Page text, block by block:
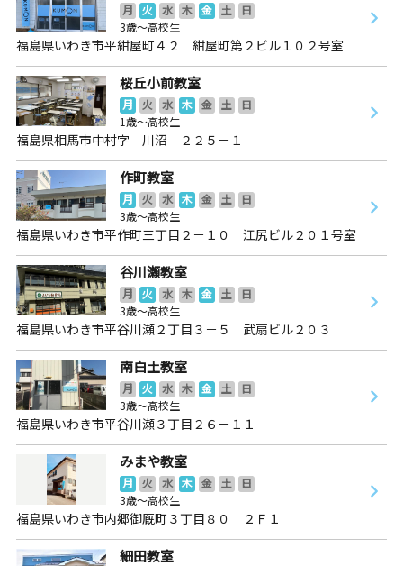
月 火 水 木 金 土
日
3歳～高校生
福島県いわき市平紺屋町４２ 紺屋町第２ビル１０２号室
桜丘小前教室
月 火 水 木 金 土
日
1歳～高校生
福島県相馬市中村字 川沼 ２２５－１
作町教室
月 火 水 木 金 土
日
3歳～高校生
福島県いわき市平作町三丁目２－１０ 江尻ビル２０１号室
谷川瀬教室
月 火 水 木 金 土
日
3歳～高校生
福島県いわき市平谷川瀬２丁目３－５ 武扇ビル２０３
南白土教室
月 火 水 木 金 土
日
3歳～高校生
福島県いわき市平谷川瀬３丁目２６－１１
みまや教室
月 火 水 木 金 土
日
3歳～高校生
福島県いわき市内郷御厩町３丁目８０ ２Ｆ１
細田教室